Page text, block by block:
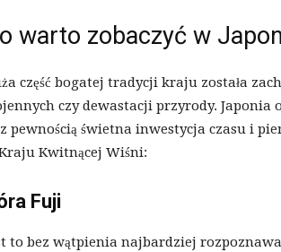
warto zobaczyć w
część bogatej tradycji kraju została
czy dewastacji przyrody.
pewnością świetna inwestycja czasu i
Kwitnącej Wiśni:
Fuji
to bez wątpienia najbardziej